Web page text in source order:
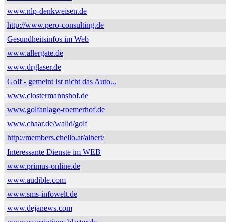
www.nlp-denkweisen.de
http://www.pero-consulting.de
Gesundheitsinfos im Web
www.allergate.de
www.drglaser.de
Golf - gemeint ist nicht das Auto...
www.clostermannshof.de
www.golfanlage-roemerhof.de
www.chaar.de/walid/golf
http://members.chello.at/albert/
Interessante Dienste im WEB
www.primus-online.de
www.audible.com
www.sms-infowelt.de
www.dejanews.com